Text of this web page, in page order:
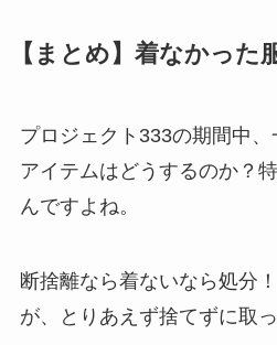
【まとめ】着なかった
プロジェクト333の期間中
アイテムはどうするのか？
んですよね。
断捨離なら着ないなら処分
が、とりあえず捨てずに取